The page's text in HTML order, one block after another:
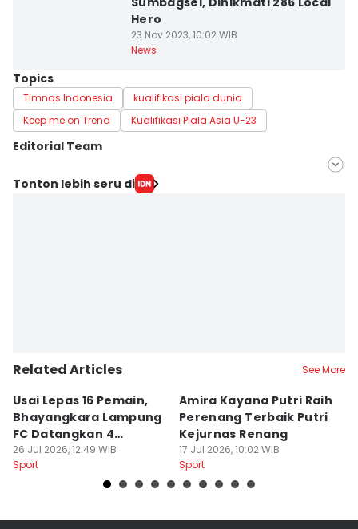
Hero
23 Nov 2023, 10:02 WIB
News
Topics
Timnas Indonesia
kualifikasi piala dunia
Keep me on Trend
Kualifikasi Piala Asia U-23
Editorial Team
Editor
Tonton lebih seru di
Related Articles See More
Usai Lepas 16 Pemain,
Bhayangkara Lampung
FC Datangkan 4
Rekrutan
26 Jul 2026, 12:49 WIB
Sport
Amira Kayana Putri Raih
Perenang Terbaik Putri
Kejurnas Renang
17 Jul 2026, 10:02 WIB
Sport